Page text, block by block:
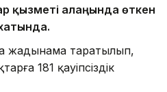
қызметі алаңында өткен
жадынама таратылып,
181 қауіпсіздік